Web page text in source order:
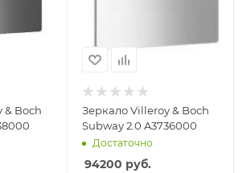
& Boch
Зеркало Villeroy & Boch
Subway 2.0 A3736000
Достаточно
94200 руб.